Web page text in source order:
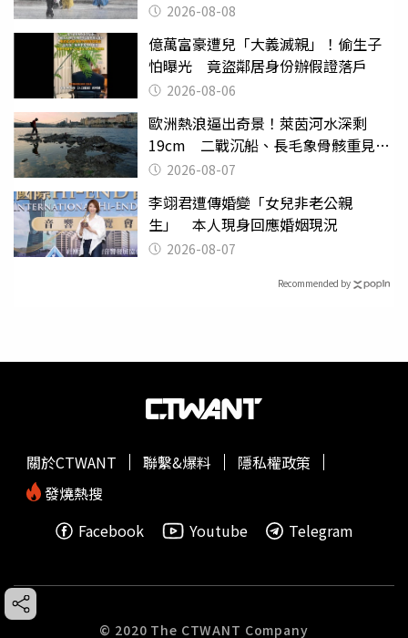
2026-08-08
億萬富豪遭兒「大義滅親」！偷生子
怕曝光 竟盜鄰居身份辦假證落戶
2026-08-06
歐洲熱浪逼出奇景！萊茵河水深剩
19cm 二戰沉船、長毛象骨骸重見天
日 2026-08-07
李翊君遭傳婚變「女兒非老公親
生」 本人現身回應婚姻現況
2026-08-07
Recommended by
關於CTWANT 聯繫&爆料
隱私權政策
發燒熱搜
Facebook
Youtube Telegram
© 2020 The CTWANT Company